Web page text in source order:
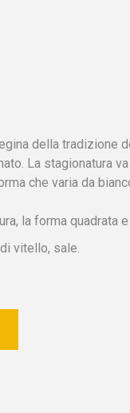
della tradizione
La stagionatura
che varia da
la forma quadrata
vitello, sale.